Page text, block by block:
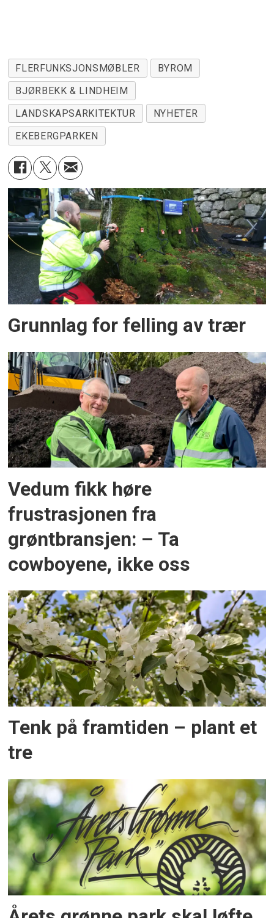
FLERFUNKSJONSMØBLER
BYROM
BJØRBEKK & LINDHEIM
LANDSKAPSARKITEKTUR
NYHETER
EKEBERGPARKEN
Grunnlag for felling av trær
Vedum fikk høre
frustrasjonen fra
grøntbransjen: – Ta
cowboyene, ikke oss
Tenk på framtiden – plant et
tre